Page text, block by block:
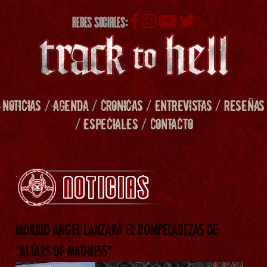
REDES SOCIALES:
NOTICIAS /AGENDA/ CRONICAS/ENTREVISTAS/RESEÑAS
/ESPECIALES/ CONTACTO
MORBID ANGEL LANZARÁ EL ROMPECABEZAS DE
”ALTARS OF MADNESS”